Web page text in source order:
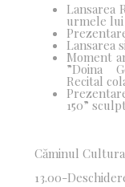
Lansarea
urmele lui
Lansarea
Moment
”Doina
Recital
150”
Căminul
13.00-